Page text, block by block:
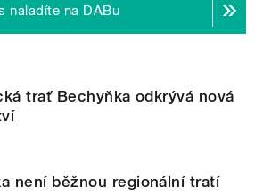
naladíte na DABu
trať Bechyňka odkrývá nová
není běžnou regionální tratí